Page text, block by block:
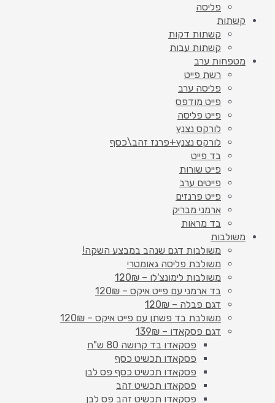
פליסה
קשתות
קשתות דקות
קשתות עבות
מטפחות ערב
רשת פייט
פליסה ערב
פייט מודפס
פייט פליסה
לורקס נצנץ
לורקס נצנץ+פרנז זהב\כסף
בד פייט
פייט שורות
פייטים ערב
פייט פרנזים
ארמני מבריק
בד מראות
משולבות
משולבות דגם שנהב במבצע השקה!
משולבת פליסה גאומטרי
משולבות לימונצ'לו – 120₪
בד ארמני עם פייט איקס – 120₪
דגם פבלה – 120₪
משולבת בד פשתן עם פייט איקס – 120₪
דגם פסקאדו – 139₪
פסקאדו בד קרושה 80 ש"ח
פסקאדו תכשיט כסף
פסקאדו תכשיט כסף פס לבן
פסקאדו תכשיט זהב
פסקאדו תכשיט זהב פס לבן